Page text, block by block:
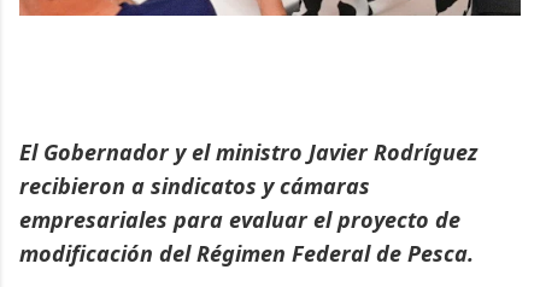
El Gobernador y el ministro Javier Rodríguez
recibieron a sindicatos y cámaras
empresariales para evaluar el proyecto de
modificación del Régimen Federal de Pesca.